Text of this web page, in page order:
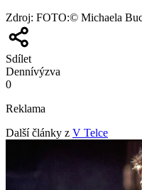
Zdroj: FOTO:© Michaela
Sdílet
Dennívýzva
0
Reklama
Další články z V Telce